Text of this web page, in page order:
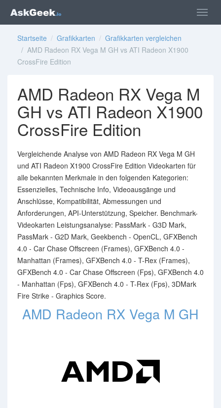
Startseite / Grafikkarten / Grafikkarten vergleichen
/ AMD Radeon RX Vega M GH vs ATI Radeon X1900
CrossFire Edition
AMD Radeon RX Vega M
GH vs ATI Radeon X1900
CrossFire Edition
Vergleichende Analyse von AMD Radeon RX Vega M GH
und ATI Radeon X1900 CrossFire Edition Videokarten für
alle bekannten Merkmale in den folgenden Kategorien:
Essenzielles, Technische Info, Videoausgänge und
Anschlüsse, Kompatibilität, Abmessungen und
Anforderungen, API-Unterstützung, Speicher. Benchmark-
Videokarten Leistungsanalyse: PassMark - G3D Mark,
PassMark - G2D Mark, Geekbench - OpenCL, GFXBench
4.0 - Car Chase Offscreen (Frames), GFXBench 4.0 -
Manhattan (Frames), GFXBench 4.0 - T-Rex (Frames),
GFXBench 4.0 - Car Chase Offscreen (Fps), GFXBench 4.0
- Manhattan (Fps), GFXBench 4.0 - T-Rex (Fps), 3DMark
Fire Strike - Graphics Score.
AMD Radeon RX Vega M GH